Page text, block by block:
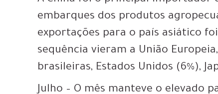
embarques dos produtos
exportações para o país asiático
sequência vieram a União
brasileiras, Estados Unidos (6%),
Julho – O mês manteve o elevado